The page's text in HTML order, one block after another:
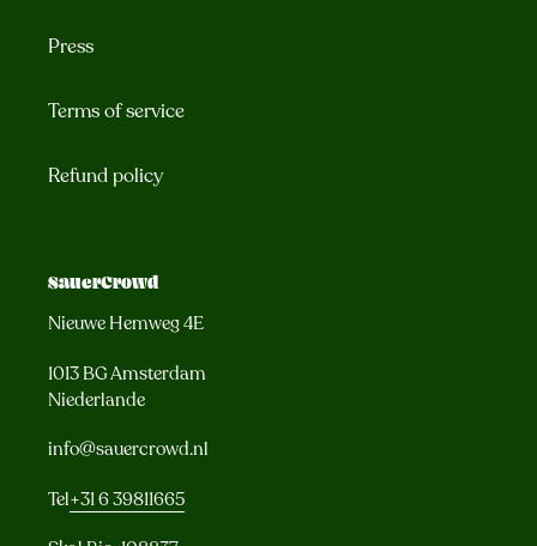
Press
Terms of service
Refund policy
SauerCrowd
Nieuwe Hemweg 4E
1013 BG Amsterdam
Niederlande
info@sauercrowd.nl
Tel+31 6 39811665